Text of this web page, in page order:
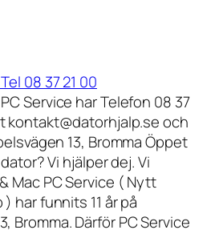
08 37 21 00
Service har Telefon 08 37
kontakt@datorhjalp.se och
13, Bromma Öppet
Vi hjälper dej. Vi
Mac PC Service ( Nytt
har funnits 11 år på
Bromma. Därför PC Service